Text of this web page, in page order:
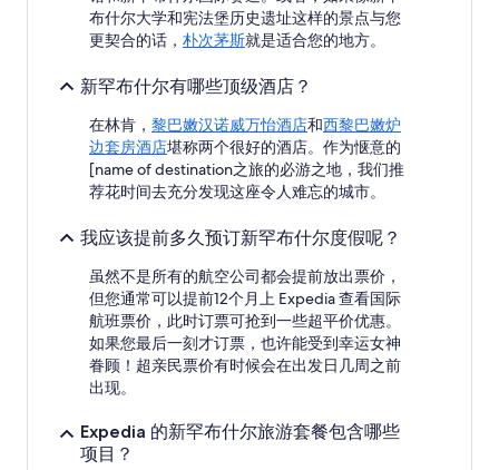
布什尔大学和宪法堡历史遗址这样的景点与您
更契合的话， 朴次茅斯就是适合您的地方。
新罕布什尔有哪些顶级酒店？
在林肯， 黎巴嫩汉诺威万怡酒店和西黎巴嫩炉
边套房酒店堪称两个很好的酒店。作为惬意的
[name of destination之旅的必游之地，我们推
荐花时间去充分发现这座令人难忘的城市。
我应该提前多久预订新罕布什尔度假呢？
虽然不是所有的航空公司都会提前放出票价，
但您通常可以提前12个月上 Expedia 查看国际
航班票价，此时订票可抢到一些超平价优惠。
如果您最后一刻才订票，也许能受到幸运女神
眷顾！超亲民票价有时候会在出发日几周之前
出现。
Expedia 的新罕布什尔旅游套餐包含哪些
项目？